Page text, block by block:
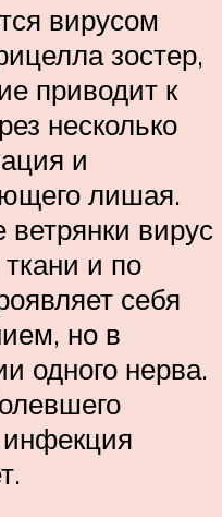
вирусом
зостер,
приводит к
несколько
и
лишая.
ветрянки вирус
и по
себя
но в
одного нерва.
инфекция